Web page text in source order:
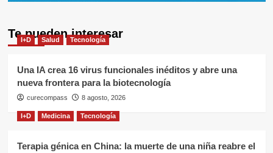
Te pueden interesar
I+D Salud Tecnología
Una IA crea 16 virus funcionales inéditos y abre una
nueva frontera para la biotecnología
curecompass 8 agosto, 2026
I+D Medicina Tecnología
Terapia génica en China: la muerte de una niña reabre el